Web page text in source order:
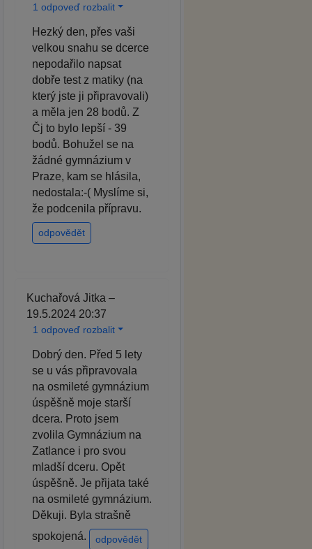
1 odpoveď rozbalit
Hezký den, přes vaši
velkou snahu se dcerce
nepodařilo napsat
dobře test z matiky (na
který jste ji připravovali)
a měla jen 28 bodů. Z
Čj to bylo lepší - 39
bodů. Bohužel se na
žádné gymnázium v
Praze, kam se hlásila,
nedostala:-( Myslíme si,
že podcenila přípravu.
odpovědět
Kuchařová Jitka –
19.5.2024 20:37
1 odpoveď rozbalit
Dobrý den. Před 5 lety
se u vás připravovala
na osmileté gymnázium
úspěšně moje starší
dcera. Proto jsem
zvolila Gymnázium na
Zatlance i pro svou
mladší dceru. Opět
úspěšně. Je přijata také
na osmileté gymnázium.
Děkuji. Byla strašně
spokojená.
odpovědět